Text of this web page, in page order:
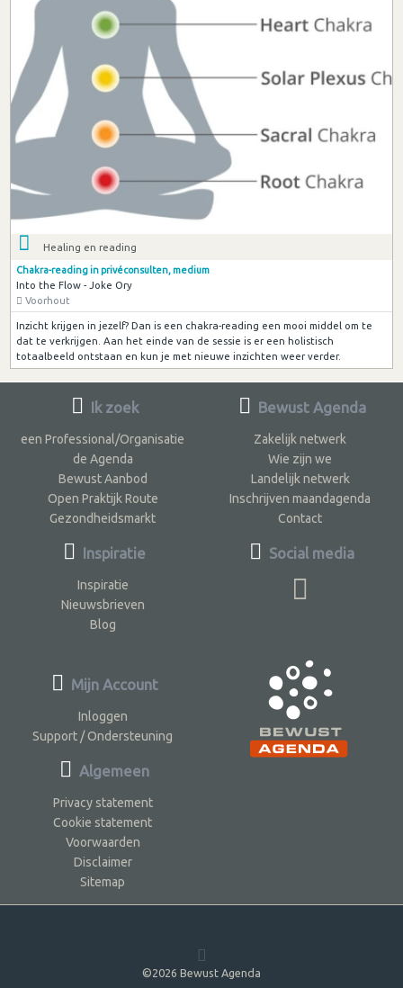
Healing en reading
Chakra-reading in privéconsulten, medium
Into the Flow - Joke Ory
Voorhout
Inzicht krijgen in jezelf? Dan is een chakra-reading een mooi middel om te
dat te verkrijgen. Aan het einde van de sessie is er een holistisch
totaalbeeld ontstaan en kun je met nieuwe inzichten weer verder.
Ik zoek
een Professional/Organisatie
de Agenda
Bewust Aanbod
Open Praktijk Route
Gezondheidsmarkt
Inspiratie
Inspiratie
Nieuwsbrieven
Blog
Bewust Agenda
Zakelijk netwerk
Wie zijn we
Landelijk netwerk
Inschrijven maandagenda
Contact
Social media
Mijn Account
Inloggen
Support / Ondersteuning
Algemeen
Privacy statement
Cookie statement
Voorwaarden
Disclaimer
Sitemap
©2026 Bewust Agenda